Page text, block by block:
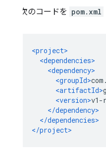
次のコードを pom.xml